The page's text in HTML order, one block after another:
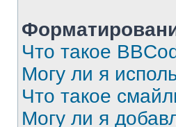
Что такое
Могу ли я
Что такое
Могу ли я